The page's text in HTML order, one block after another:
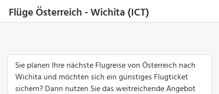
Flüge Österreich - Wichita (ICT)
Sie planen Ihre nächste Flugreise von Österreich nach
Wichita und möchten sich ein günstiges Flugticket
sichern? Dann nutzen Sie das weitreichende Angebot